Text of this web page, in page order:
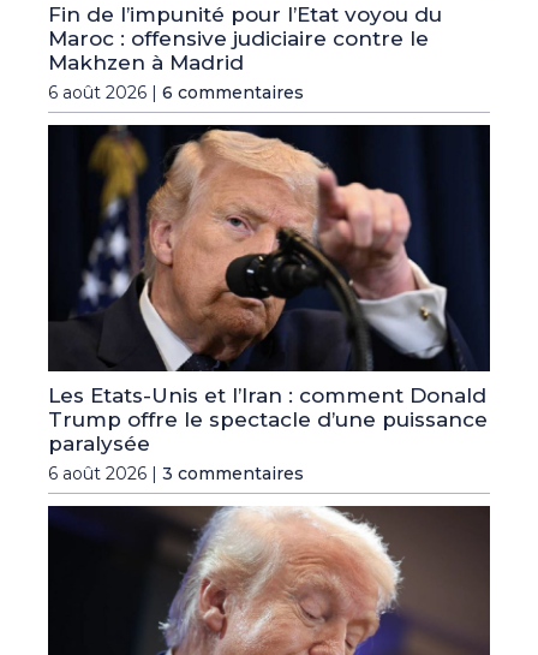
Fin de l’impunité pour l’Etat voyou du
Maroc : offensive judiciaire contre le
Makhzen à Madrid
6 août 2026 | 6 commentaires
Les Etats-Unis et l’Iran : comment Donald
Trump offre le spectacle d’une puissance
paralysée
6 août 2026 | 3 commentaires